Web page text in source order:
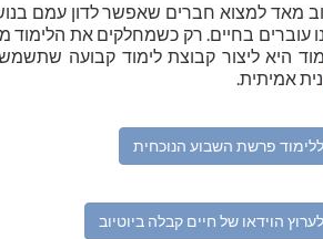
מאד למצוא חברים שאפשר לדון עמם
עוברים בחיים. רק כשמחלקים את
היא ליצור קבוצת לימוד קבועה
נית אמיתית.
ללימוד פרשת השבוע הנוכחית
לערוץ הוידאו של חיים קבלה ביוטיוב